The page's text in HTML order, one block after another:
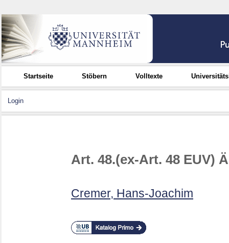
Startseite Stöbern Volltexte
Login
Art. 48.(ex-Art. 48 EUV)
Cremer, Hans-Joachim